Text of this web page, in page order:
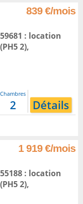
839 €/mois
: location
2),
Chambres
2 Détails
1 919 €/mois
: location
2),